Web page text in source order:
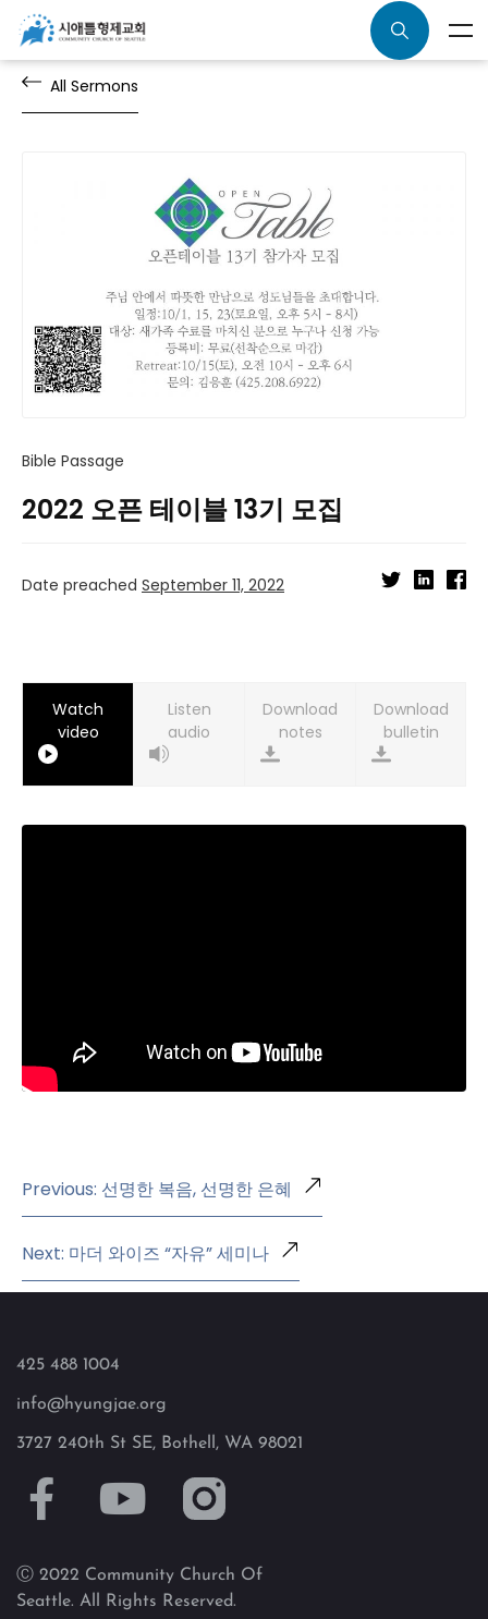
All Sermons
Bible Passage
2022 오픈 테이블 13기 모집
Date preached September 11, 2022
Watch
video
Listen
audio
Download
notes
Download
bulletin
Previous: 선명한 복음, 선명한 은혜
Next: 마더 와이즈 “자유” 세미나
425 488 1004
info@hyungjae.org
3727 240th St SE, Bothell, WA 98021
Ⓒ 2022 Community Church Of
Seattle. All Rights Reserved.